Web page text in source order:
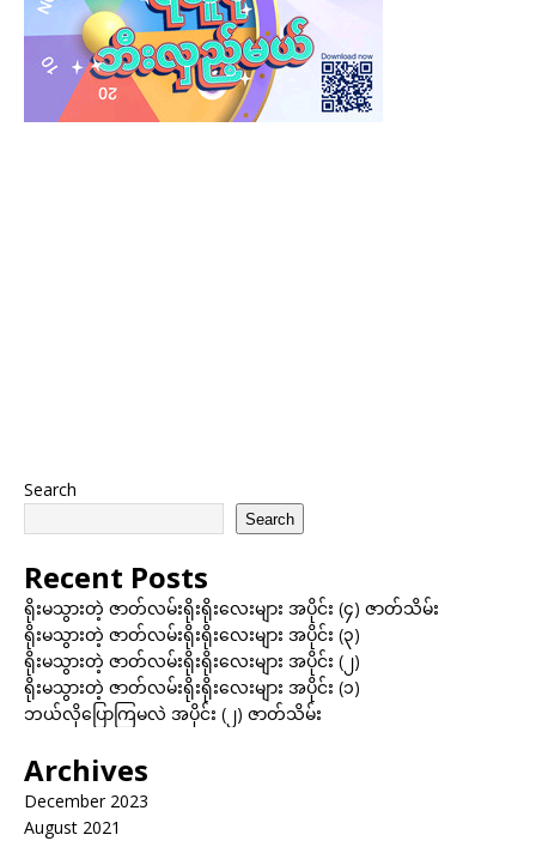
Search
Search
Recent Posts
ရိုးမသွားတဲ့ ဇာတ်လမ်းရိုးရိုးလေးများ အပိုင်း (၄) ဇာတ်သိမ်း
ရိုးမသွားတဲ့ ဇာတ်လမ်းရိုးရိုးလေးများ အပိုင်း (၃)
ရိုးမသွားတဲ့ ဇာတ်လမ်းရိုးရိုးလေးများ အပိုင်း (၂)
ရိုးမသွားတဲ့ ဇာတ်လမ်းရိုးရိုးလေးများ အပိုင်း (၁)
ဘယ်လိုပြောကြမလဲ အပိုင်း (၂) ဇာတ်သိမ်း
Archives
December 2023
August 2021